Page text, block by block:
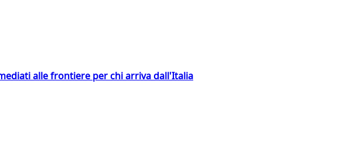
alle frontiere per chi arriva dall'Italia